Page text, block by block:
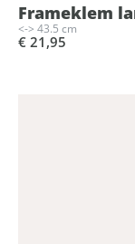
Frameklem
<-> 43.5 cm
€ 21,95